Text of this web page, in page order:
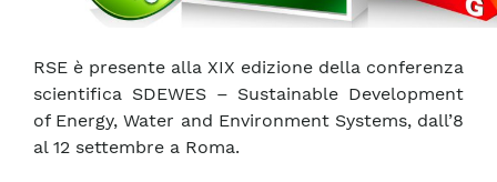
RSE è presente alla XIX edizione della conferenza
scientifica SDEWES – Sustainable Development
of Energy, Water and Environment Systems, dall’8
al 12 settembre a Roma.